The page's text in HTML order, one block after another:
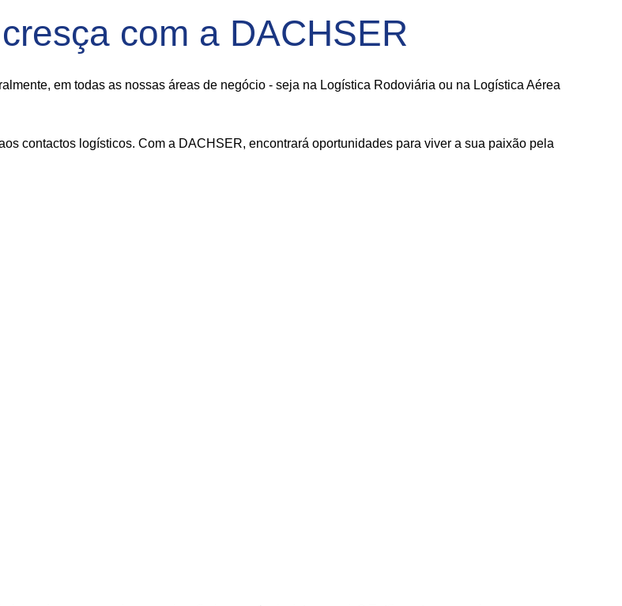
com a DACHSER
em todas as nossas áreas de negócio - seja na Logística Rodoviária ou na Logística Aérea
contactos logísticos. Com a DACHSER, encontrará oportunidades para viver a sua paixão pela